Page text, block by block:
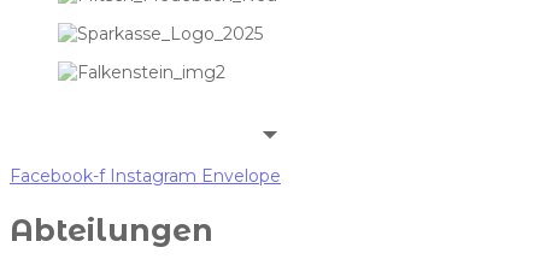
Facebook-f Instagram Envelope
Abteilungen